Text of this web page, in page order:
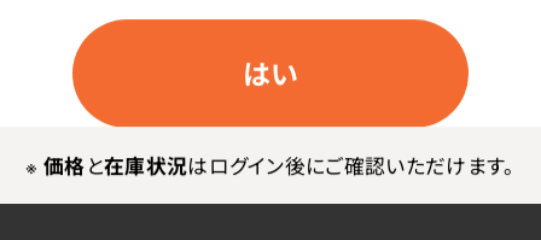
はい
※ 価格と在庫状況はログイン後にご確認いただけます。
使用上の注意